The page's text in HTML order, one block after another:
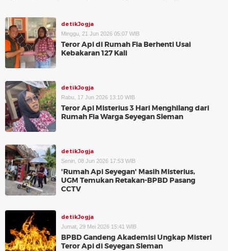
detikJogja
Minggu, 21 Jun 2026 05:07 WIB
Teror Api di Rumah Fia Berhenti Usai
Kebakaran 127 Kali
detikJogja
Rabu, 17 Jun 2026 13:10 WIB
Teror Api Misterius 3 Hari Menghilang dari
Rumah Fia Warga Seyegan Sleman
detikJogja
Senin, 08 Jun 2026 17:53 WIB
'Rumah Api Seyegan' Masih Misterius,
UGM Temukan Retakan-BPBD Pasang
CCTV
detikJogja
Jumat, 29 Mei 2026 15:41 WIB
BPBD Gandeng Akademisi Ungkap Misteri
Teror Api di Seyegan Sleman